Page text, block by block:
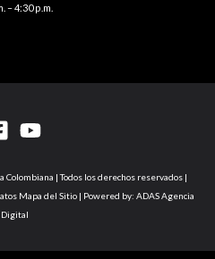
– 4:30 p.m.
| Todos los derechos reservados |
Mapa del Sitio | Powered by: ADAS Agencia
Digital